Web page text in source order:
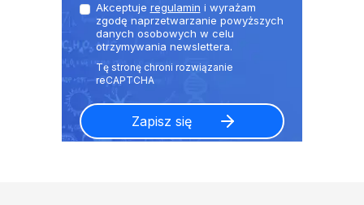
Akceptuje regulamin i wyrażam
zgodę naprzetwarzanie powyższych
danych osobowych w celu
otrzymywania newslettera.